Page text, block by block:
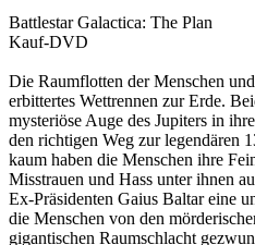
Battlestar Galactica: The Plan
Kauf-DVD
Die Raumflotten der Menschen
erbittertes Wettrennen zur Erde.
mysteriöse Auge des Jupiters in
den richtigen Weg zur legendären
kaum haben die Menschen ihre
Misstrauen und Hass unter ihnen
Ex-Präsidenten Gaius Baltar eine
die Menschen von den
gigantischen Raumschlacht